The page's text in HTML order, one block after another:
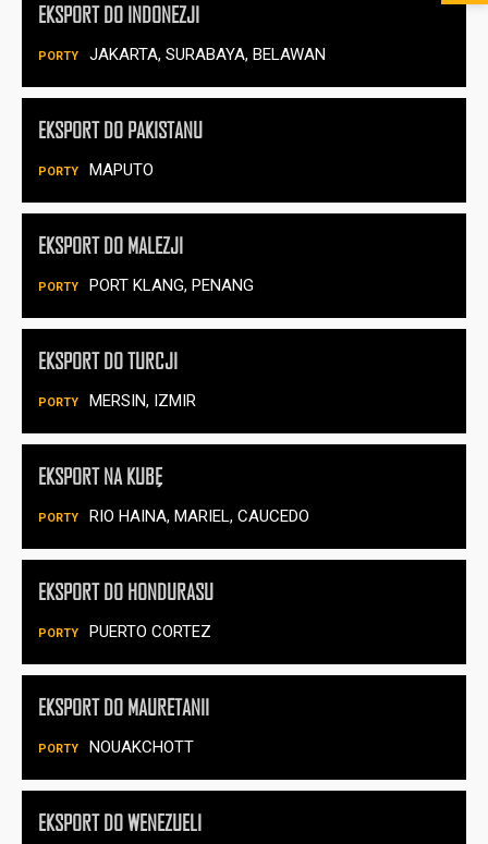
EKSPORT DO INDONEZJI
JAKARTA, SURABAYA, BELAWAN
EKSPORT DO PAKISTANU
MAPUTO
EKSPORT DO MALEZJI
PORT KLANG, PENANG
EKSPORT DO TURCJI
MERSIN, IZMIR
EKSPORT NA KUBĘ
RIO HAINA, MARIEL, CAUCEDO
EKSPORT DO HONDURASU
PUERTO CORTEZ
EKSPORT DO MAURETANII
NOUAKCHOTT
EKSPORT DO WENEZUELI